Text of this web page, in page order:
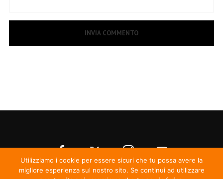
Utilizziamo i cookie per essere sicuri che tu possa avere la
migliore esperienza sul nostro sito. Se continui ad utilizzare